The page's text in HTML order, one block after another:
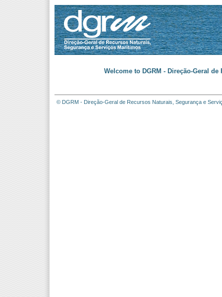
Welcome to DGRM - Direção-Geral
© DGRM - Direção-Geral de Recursos Naturais, Segurança e